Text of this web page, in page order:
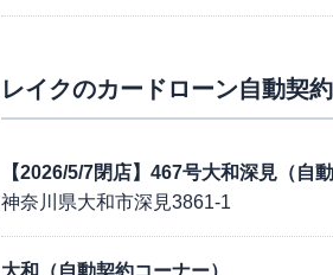
レイクのカードローン自動契
【2026/5/7閉店】467号大和深見（自
神奈川県大和市深見3861-1
大和（自動契約コーナー）